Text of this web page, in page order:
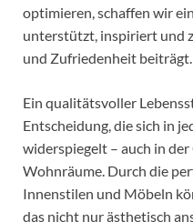
optimieren, schaffen wir
unterstützt, inspiriert und
und Zufriedenheit beiträgt.
Ein qualitätsvoller
Entscheidung, die sich in
widerspiegelt – auch in
Wohnräume. Durch die
Innenstilen und Möbeln
das nicht nur ästhetisch